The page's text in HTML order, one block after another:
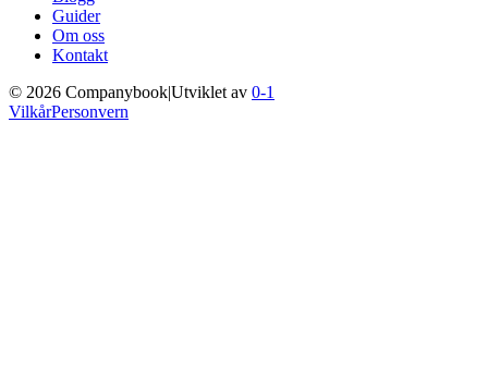
Guider
Om oss
Kontakt
© 2026 Companybook|Utviklet av 0-1
VilkårPersonvern